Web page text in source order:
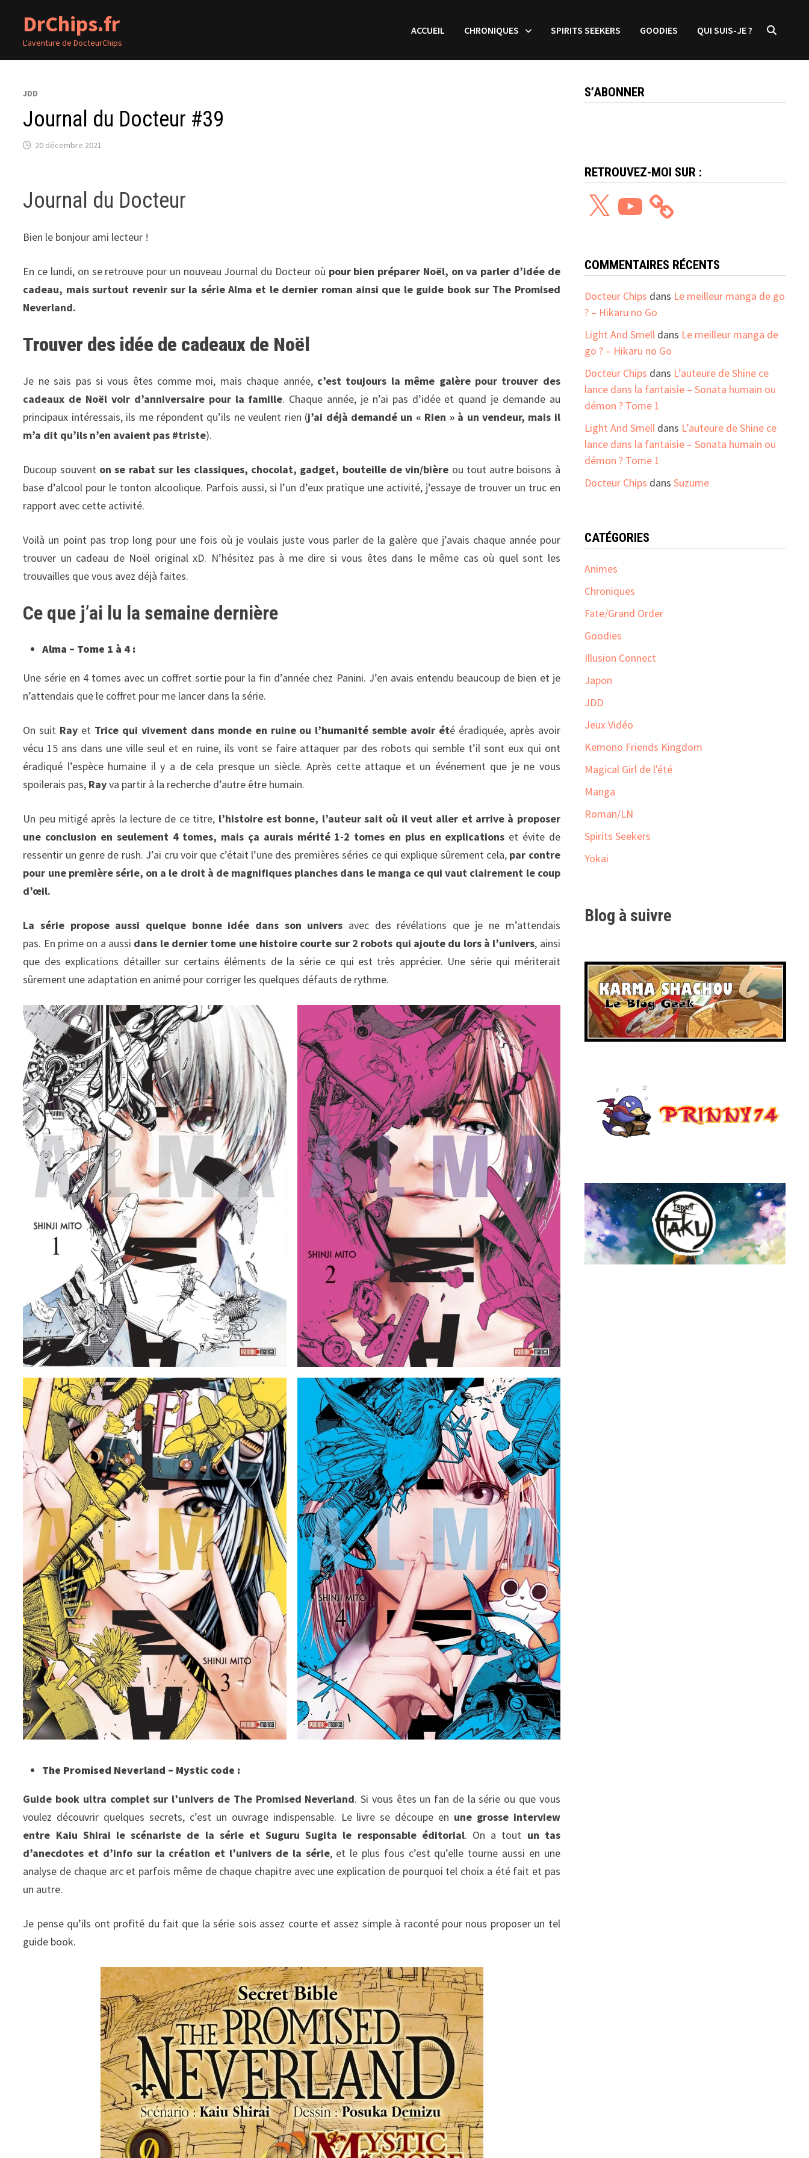
contenu
DrChips.fr
L'aventure de DocteurChips
ACCUEIL CHRONIQUES SPIRITS SEEKERS GOODIES QUI SUIS-JE ?
JDD
Journal du Docteur #39
20 décembre 2021
Journal du Docteur
Bien le bonjour ami lecteur !
En ce lundi, on se retrouve pour un nouveau Journal du Docteur où pour bien préparer Noël, on va parler d’idée de
cadeau, mais surtout revenir sur la série Alma et le dernier roman ainsi que le guide book sur The Promised
Neverland.
Trouver des idée de cadeaux de Noël
Je ne sais pas si vous êtes comme moi, mais chaque année,c’est toujours la même galère pour trouver des
cadeaux de Noël voir d’anniversaire pour la famille. Chaque année, je n’ai pas d’idée et quand je demande au
principaux intéressais, ils me répondent qu’ils ne veulent rien (j’ai déjà demandé un « Rien » à un vendeur, mais il
m’a dit qu’ils n’en avaient pas #triste).
Ducoup souvent on se rabat sur les classiques, chocolat, gadget, bouteille de vin/bière ou tout autre boisons à
base d’alcool pour le tonton alcoolique. Parfois aussi, si l’un d’eux pratique une activité, j’essaye de trouver un truc en
rapport avec cette activité.
Voilà un point pas trop long pour une fois où je voulais juste vous parler de la galère que j’avais chaque année pour
trouver un cadeau de Noël original xD. N’hésitez pas à me dire si vous êtes dans le même cas où quel sont les
trouvailles que vous avez déjà faites.
Ce que j’ai lu la semaine dernière
Alma – Tome 1 à 4 :
Une série en 4 tomes avec un coffret sortie pour la fin d’année chez Panini. J’en avais entendu beaucoup de bien et je
n’attendais que le coffret pour me lancer dans la série.
On suit Ray et Trice qui vivement dans monde en ruine ou l’humanité semble avoir été éradiquée, après avoir
vécu 15 ans dans une ville seul et en ruine, ils vont se faire attaquer par des robots qui semble t’il sont eux qui ont
éradiqué l’espèce humaine il y a de cela presque un siècle. Après cette attaque et un événement que je ne vous
spoilerais pas, Rayva partir à la recherche d’autre être humain.
Un peu mitigé après la lecture de ce titre, l’histoire est bonne, l’auteur sait où il veut aller et arrive à proposer
une conclusion en seulement 4 tomes, mais ça aurais mérité 1-2 tomes en plus en explications et évite de
ressentir un genre de rush. J’ai cru voir que c’était l’une des premières séries ce qui explique sûrement cela, par contre
pour une première série, on a le droit à de magnifiques planches dans le manga ce qui vaut clairement le coup
d’œil.
La série propose aussi quelque bonne idée dans son univers avec des révélations que je ne m’attendais
pas. En prime on a aussi dans le dernier tome une histoire courte sur 2 robots qui ajoute du lors à l’univers, ainsi
que des explications détailler sur certains éléments de la série ce qui est très apprécier. Une série qui mériterait
sûrement une adaptation en animé pour corriger les quelques défauts de rythme.
The Promised Neverland – Mystic code :
Guide book ultra complet sur l’univers de The Promised Neverland. Si vous êtes un fan de la série ou que vous
voulez découvrir quelques secrets, c’est un ouvrage indispensable. Le livre se découpe en une grosse interview
entre Kaiu Shirai le scénariste de la série et Suguru Sugita le responsable éditorial. On a tout un tas
d’anecdotes et d’info sur la création et l’univers de la série, et le plus fous c’est qu’elle tourne aussi en une
analyse de chaque arc et parfois même de chaque chapitre avec une explication de pourquoi tel choix a été fait et pas
un autre.
Je pense qu’ils ont profité du fait que la série sois assez courte et assez simple à raconté pour nous proposer un tel
guide book.
S’ABONNER
RETROUVEZ-MOI SUR :
YouTube
COMMENTAIRES RÉCENTS
Docteur Chips dans Le meilleur manga de go
? – Hikaru no Go
Light And Smelldans Le meilleur manga de
go ? – Hikaru no Go
Docteur Chips dans L’auteure de Shine ce
lance dans la fantaisie – Sonata humain ou
démon ? Tome 1
Light And Smelldans L’auteure de Shine ce
lance dans la fantaisie – Sonata humain ou
démon ? Tome 1
Docteur Chips dans Suzume
CATÉGORIES
Animes
Chroniques
Fate/Grand Order
Goodies
Illusion Connect
Japon
JDD
Jeux Vidéo
Kemono Friends Kingdom
Magical Girl de l'été
Manga
Roman/LN
Spirits Seekers
Yokai
Blog à suivre